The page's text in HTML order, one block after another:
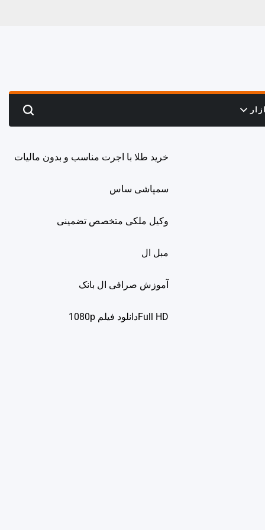
Search
خرید طلا با اجرت مناسب و بدون مالیات
سمپاشی ساس
وکیل ملکی متخصص تضمینی
مبل ال
آموزش صرافی ال بانک
Full HDدانلود فيلم 1080p